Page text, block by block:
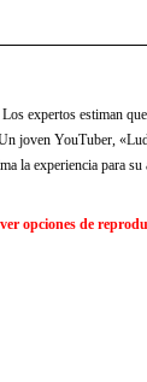
expertos estiman
joven YouTuber,
la experiencia para su
opciones de